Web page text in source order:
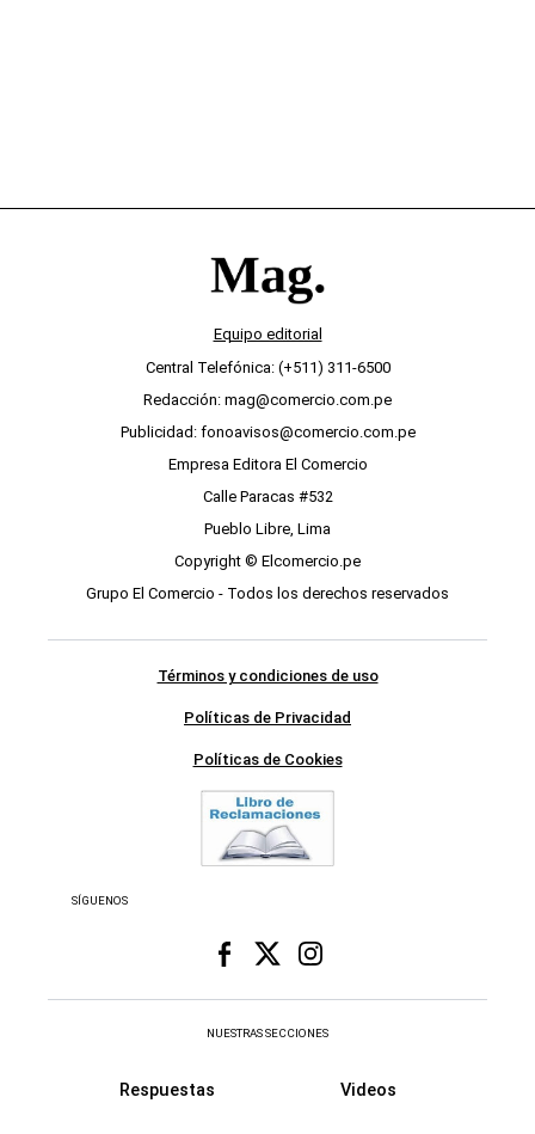
Equipo editorial
Central Telefónica: (+511) 311-6500
Redacción: mag@comercio.com.pe
Publicidad: fonoavisos@comercio.com.pe
Empresa Editora El Comercio
Calle Paracas #532
Pueblo Libre, Lima
Copyright © Elcomercio.pe
Grupo El Comercio - Todos los derechos reservados
Términos y condiciones de uso
Políticas de Privacidad
Políticas de Cookies
SÍGUENOS
NUESTRAS SECCIONES
Respuestas Videos